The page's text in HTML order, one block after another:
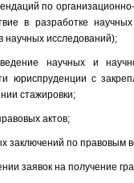
по
в разработке
научных исследований);
научных и
юриспруденции с
стажировки;
актов;
заключений по правовым
заявок на получение